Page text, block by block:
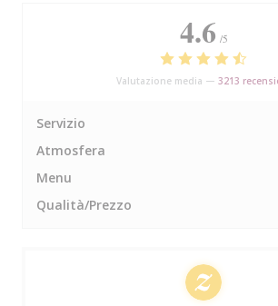
4.6 /5
Valutazione media — 3213
Servizio
Atmosfera
Menu
Qualità/Prezzo